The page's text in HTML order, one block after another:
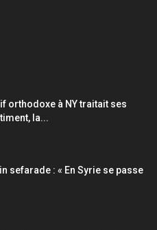
orthodoxe à NY traitait ses
la...
sefarade : « En Syrie se passe